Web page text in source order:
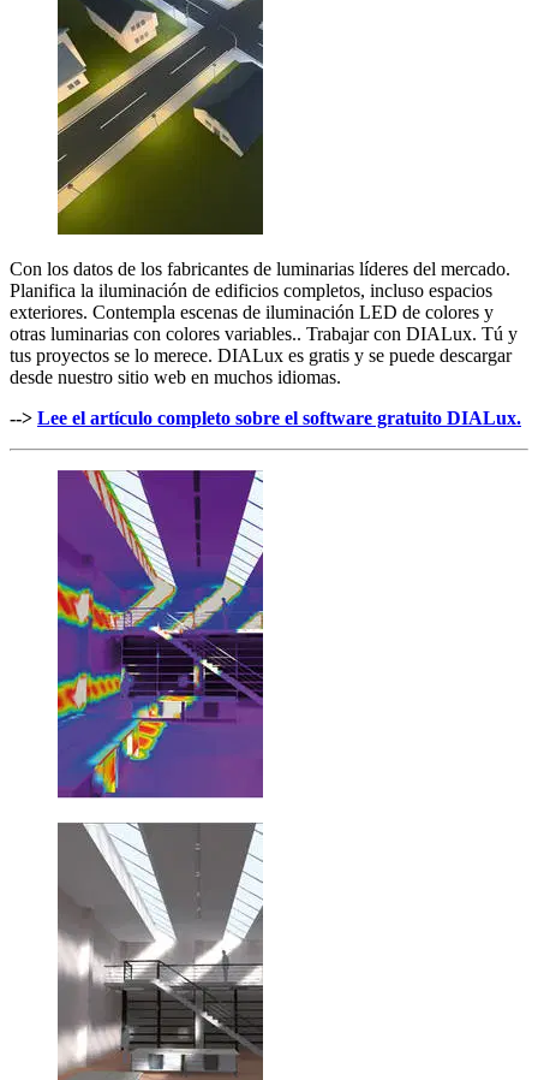
Con los datos de los fabricantes de luminarias líderes del mercado.
Planifica la iluminación de edificios completos, incluso espacios
exteriores. Contempla escenas de iluminación LED de colores y
otras luminarias con colores variables.. Trabajar con DIALux. Tú y
tus proyectos se lo merece. DIALux es gratis y se puede descargar
desde nuestro sitio web en muchos idiomas.
--> Lee el artículo completo sobre el software gratuito DIALux.